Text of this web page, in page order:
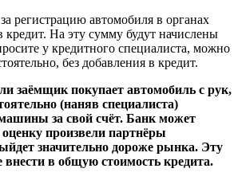
регистрацию автомобиля в органах
На эту сумму будут начислены
у кредитного специалиста, можно
без добавления в кредит.
заёмщик покупает автомобиль с рук,
(наняв специалиста)
за свой счёт. Банк может
произвели партнёры
значительно дороже рынка. Эту
в общую стоимость кредита.